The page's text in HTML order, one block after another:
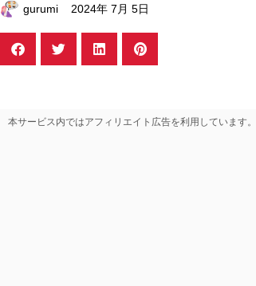
gurumi 2024年 7月 5日
本サービス内ではアフィリエイト広告を利用しています。